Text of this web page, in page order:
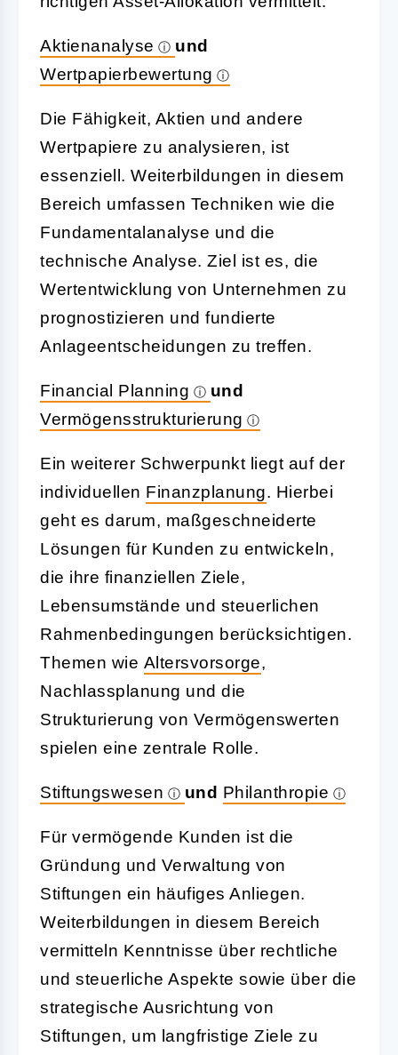
Aktienanalyse
und
Wertpapierbewertung
Die Fähigkeit, Aktien und andere
Wertpapiere zu analysieren, ist
essenziell. Weiterbildungen in diesem
Bereich umfassen Techniken wie die
Fundamentalanalyse und die
technische Analyse. Ziel ist es, die
Wertentwicklung von Unternehmen zu
prognostizieren und fundierte
Anlageentscheidungen zu treffen.
Financial Planning
und
Vermögensstrukturierung
Ein weiterer Schwerpunkt liegt auf der
individuellen Finanzplanung. Hierbei
geht es darum, maßgeschneiderte
Lösungen für Kunden zu entwickeln,
die ihre finanziellen Ziele,
Lebensumstände und steuerlichen
Rahmenbedingungen berücksichtigen.
Themen wie Altersvorsorge,
Nachlassplanung und die
Strukturierung von Vermögenswerten
spielen eine zentrale Rolle.
Stiftungswesen und Philanthropie
Für vermögende Kunden ist die
Gründung und Verwaltung von
Stiftungen ein häufiges Anliegen.
Weiterbildungen in diesem Bereich
vermitteln Kenntnisse über rechtliche
und steuerliche Aspekte sowie über die
strategische Ausrichtung von
Stiftungen, um langfristige Ziele zu